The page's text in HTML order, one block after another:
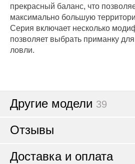
прекрасный баланс, что
максимально большую
Серия включает несколько
позволяет выбрать приманку
ловли.
Другие модели 39
Отзывы
Доставка и оплата